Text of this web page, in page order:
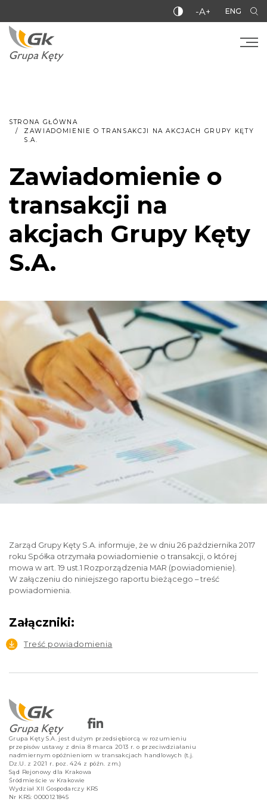
-A+ ENG
STRONA GŁÓWNA
ZAWIADOMIENIE O TRANSAKCJI NA AKCJACH GRUPY KĘTY
S.A.
Zawiadomienie o
transakcji na
akcjach Grupy Kęty
S.A.
Zarząd Grupy Kęty S.A. informuje, że w dniu 26 października 2017
roku Spółka otrzymała powiadomienie o transakcji, o której
mowa w art. 19 ust.1 Rozporządzenia MAR (powiadomienie).
W załączeniu do niniejszego raportu bieżącego – treść
powiadomienia.
Załączniki:
Treść powiadomienia
Grupa Kęty S.A. jest dużym przedsiębiorcą w rozumieniu
przepisów ustawy z dnia 8 marca 2013 r. o przeciwdziałaniu
nadmiernym opóźnieniom w transakcjach handlowych (t.j.
Dz.U. z 2021 r. poz. 424 z późn. zm.)
Sąd Rejonowy dla Krakowa
Śródmieście w Krakowie
Wydział XII Gospodarczy KRS
Nr KRS: 0000121845